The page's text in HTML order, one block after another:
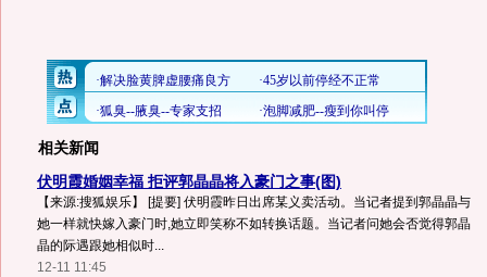
相关新闻
伏明霞婚姻幸福 拒评郭晶晶将入豪门之事(图)
【来源:搜狐娱乐】 [提要] 伏明霞昨日出席某义卖活动。当记者提到郭晶晶与
她一样就快嫁入豪门时,她立即笑称不如转换话题。当记者问她会否觉得郭晶
晶的际遇跟她相似时...
12-11 11:45